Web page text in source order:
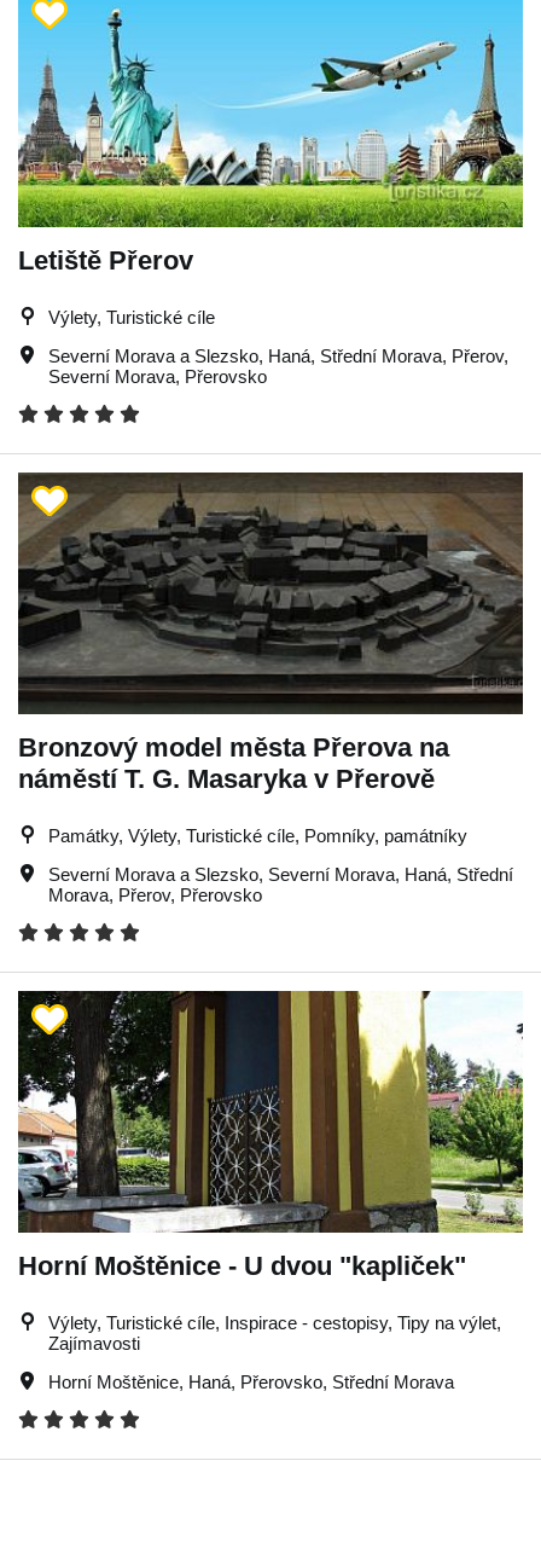
Letiště Přerov
Výlety, Turistické cíle
Severní Morava a Slezsko, Haná, Střední Morava, Přerov,
Severní Morava, Přerovsko
Bronzový model města Přerova na
náměstí T. G. Masaryka v Přerově
Památky, Výlety, Turistické cíle, Pomníky, památníky
Severní Morava a Slezsko, Severní Morava, Haná, Střední
Morava, Přerov, Přerovsko
Horní Moštěnice - U dvou "kapliček"
Výlety, Turistické cíle, Inspirace - cestopisy, Tipy na výlet,
Zajímavosti
Horní Moštěnice, Haná, Přerovsko, Střední Morava